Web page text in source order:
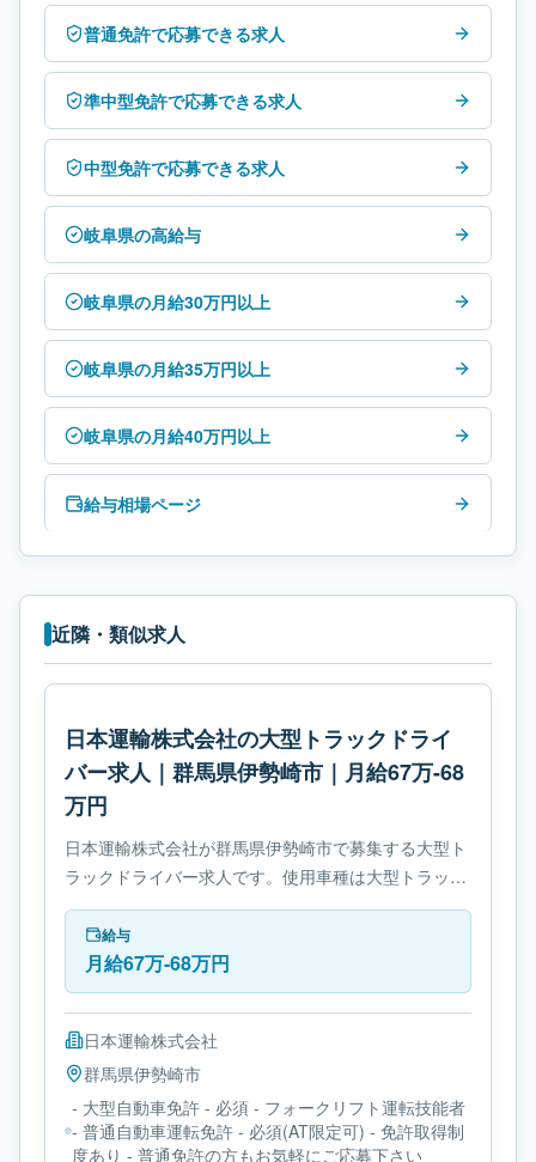
普通免許で応募できる求人
準中型免許で応募できる求人
中型免許で応募できる求人
岐阜県の高給与
岐阜県の月給30万円以上
岐阜県の月給35万円以上
岐阜県の月給40万円以上
給与相場ページ
近隣・類似求人
日本運輸株式会社の大型トラックドライ
バー求人｜群馬県伊勢崎市｜月給67万-68
万円
日本運輸株式会社が群馬県伊勢崎市で募集する大型ト
ラックドライバー求人です。使用車種は大型トラック
です。勤務時間は- 変形労働時間制です。必要免許は-
大型自動車免許です。
給与
月給67万-68万円
日本運輸株式会社
群馬県伊勢崎市
- 大型自動車免許 - 必須 - フォークリフト運転技能者
- 普通自動車運転免許 - 必須(AT限定可) - 免許取得制
度あり - 普通免許の方もお気軽にご応募下さい